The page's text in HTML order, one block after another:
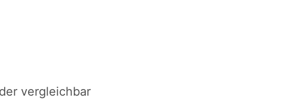
vergleichbar